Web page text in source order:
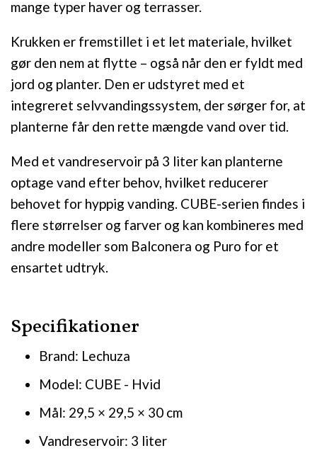
mange typer haver og terrasser.
Krukken er fremstillet i et let materiale, hvilket
gør den nem at flytte – også når den er fyldt med
jord og planter. Den er udstyret med et
integreret selvvandingssystem, der sørger for, at
planterne får den rette mængde vand over tid.
Med et vandreservoir på 3 liter kan planterne
optage vand efter behov, hvilket reducerer
behovet for hyppig vanding. CUBE-serien findes i
flere størrelser og farver og kan kombineres med
andre modeller som Balconera og Puro for et
ensartet udtryk.
Specifikationer
Brand: Lechuza
Model: CUBE - Hvid
Mål: 29,5 × 29,5 × 30 cm
Vandreservoir: 3 liter